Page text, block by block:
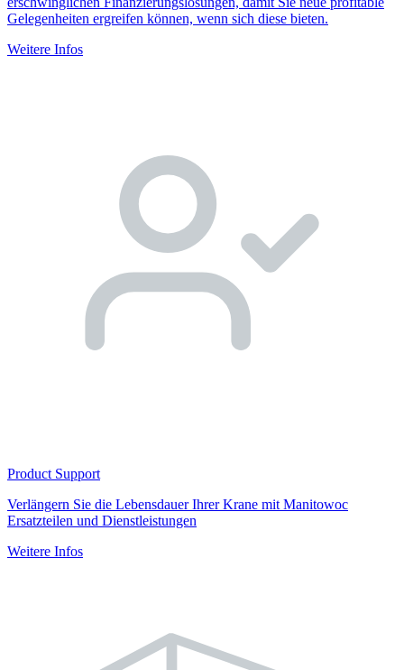
Gelegenheiten ergreifen können, wenn sich diese bieten.
Weitere Infos
Product Support
Verlängern Sie die Lebensdauer Ihrer Krane mit Manitowoc
Ersatzteilen und Dienstleistungen
Weitere Infos